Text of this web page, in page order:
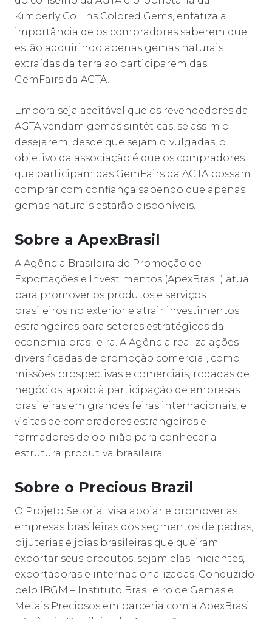
Kimberly Collins Colored Gems, enfatiza a
importância de os compradores saberem que
estão adquirindo apenas gemas naturais
extraídas da terra ao participarem das
GemFairs da AGTA.
Embora seja aceitável que os revendedores da
AGTA vendam gemas sintéticas, se assim o
desejarem, desde que sejam divulgadas, o
objetivo da associação é que os compradores
que participam das GemFairs da AGTA possam
comprar com confiança sabendo que apenas
gemas naturais estarão disponíveis.
Sobre a ApexBrasil
A Agência Brasileira de Promoção de
Exportações e Investimentos (ApexBrasil) atua
para promover os produtos e serviços
brasileiros no exterior e atrair investimentos
estrangeiros para setores estratégicos da
economia brasileira. A Agência realiza ações
diversificadas de promoção comercial, como
missões prospectivas e comerciais, rodadas de
negócios, apoio à participação de empresas
brasileiras em grandes feiras internacionais, e
visitas de compradores estrangeiros e
formadores de opinião para conhecer a
estrutura produtiva brasileira.
Sobre o Precious Brazil
O Projeto Setorial visa apoiar e promover as
empresas brasileiras dos segmentos de pedras,
bijuterias e joias brasileiras que queiram
exportar seus produtos, sejam elas iniciantes,
exportadoras e internacionalizadas. Conduzido
pelo IBGM – Instituto Brasileiro de Gemas e
Metais Preciosos em parceria com a ApexBrasil